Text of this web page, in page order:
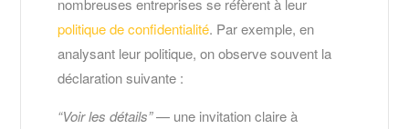
nombreuses entreprises se réfèrent à leur
politique de confidentialité. Par exemple, en
analysant leur politique, on observe souvent la
déclaration suivante :
“Voir les détails”— une invitation claire à